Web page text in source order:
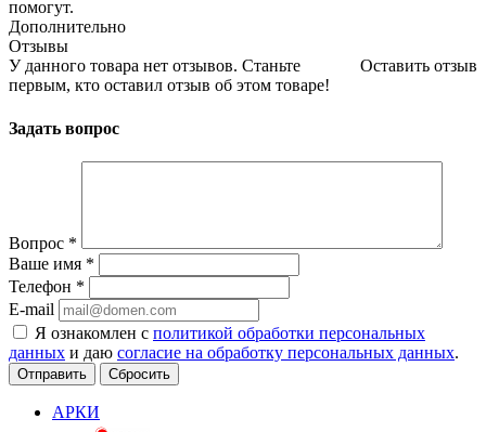
помогут.
Дополнительно
Отзывы
Оставить отзыв
У данного товара нет отзывов. Станьте
первым, кто оставил отзыв об этом товаре!
Задать вопрос
Вопрос *
Ваше имя *
Телефон *
E-mail
Я ознакомлен с политикой обработки персональных
данных и даю согласие на обработку персональных данных.
Сбросить
АРКИ